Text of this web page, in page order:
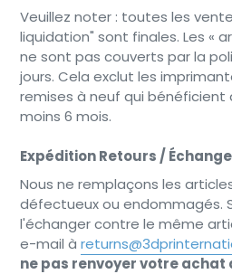
Veuillez noter : toutes les
liquidation" sont finales. Les «
ne sont pas couverts par la
jours. Cela exclut les
remises à neuf qui bénéficient
moins 6 mois.
Expédition Retours /
Nous ne remplaçons les
défectueux ou endommagés.
l'échanger contre le même
e-mail à
ne pas renvoyer votre